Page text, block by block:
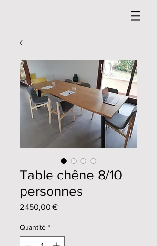
Table chêne 8/10
personnes
2 450,00 €Prix
Quantité *